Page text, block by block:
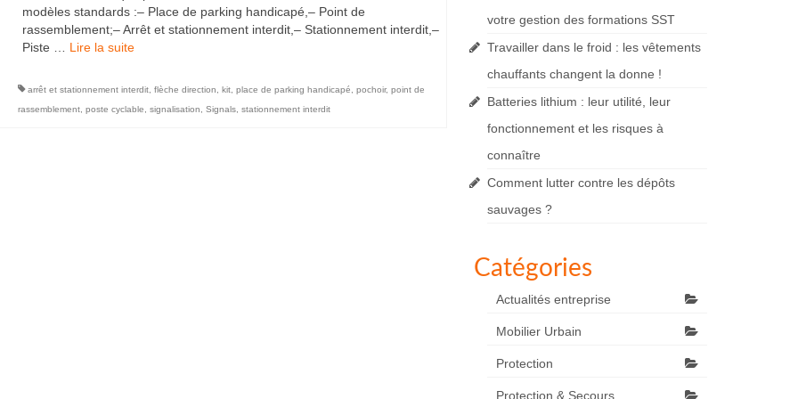
modèles standards :– Place de parking handicapé,– Point de
rassemblement;– Arrêt et stationnement interdit,– Stationnement interdit,–
Piste … Lire la suite­­
arrêt et stationnement interdit, flèche direction kit, place de parking handicapé pochoir, point de
rassemblement, poste cyclable signalisation Signals, stationnement interdit
votre gestion des formations SST
Travailler dans le froid : les vêtements
chauffants changent la donne !
Batteries lithium : leur utilité, leur
fonctionnement et les risques à
connaître
Comment lutter contre les dépôts
sauvages ?
Catégories
Actualités entreprise
Mobilier Urbain
Protection
Protection & Secours